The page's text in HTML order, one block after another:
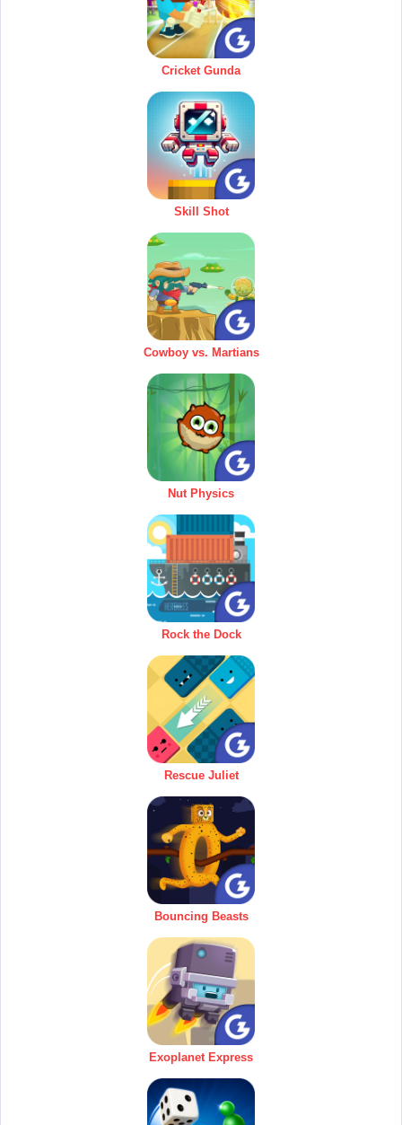
Cricket Gunda
Skill Shot
Cowboy vs. Martians
Nut Physics
Rock the Dock
Rescue Juliet
Bouncing Beasts
Exoplanet Express